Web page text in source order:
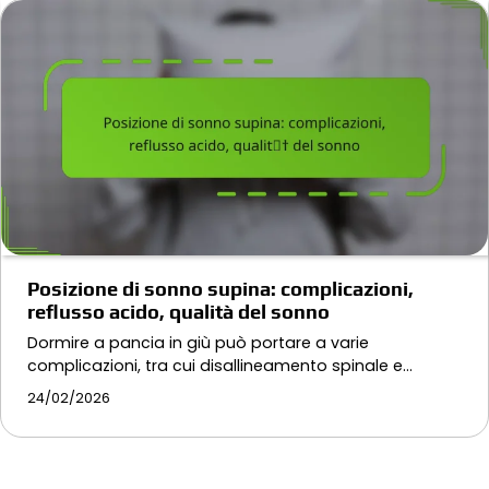
Posizione di sonno supina: complicazioni,
reflusso acido, qualità del sonno
Dormire a pancia in giù può portare a varie
complicazioni, tra cui disallineamento spinale e…
24/02/2026